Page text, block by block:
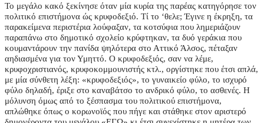
Το μεγάλο κακό ξεκίνησε όταν μία κυρία της παρέας κατηγόρησε τον
πολιτικό επιστήμονα ώς κρυφοδεξιό. Τί το ‘θελε; Έγινε η έκρηξη, τα
παρακείμενα περιστέρια λούφαξαν, τα κοτσύφια που λημεριάζουν
παραπάνω στο δημοτικό σχολείο κρύφτηκαν, τα δυό γεράκια που
κουμαντάρουν την πανίδα ψηλότερα στο Αττικό Άλσος, πέταξαν
αηδιασμένα για τον Υμηττό. Ο κρυφοδεξιός, σαν να λέμε,
κρυφοχριστιανός, κρυφοκομμουνιστής κτλ., οργίστηκε που έτσι απλά,
με μία σύνθετη λέξη: «κρυφοδεξιός», το γυναικείο φύλο, το ισχυρό
φύλο δηλαδή, έριξε στο καναβάτσο το ανδρικό φύλο, το ασθενές. Η
μόλυνση όμως από το ξέσπασμα του πολιτικού επιστήμονα,
απλώθηκε όπως ο κορωνοϊός που πήγε και στάθηκε στον αριστερό